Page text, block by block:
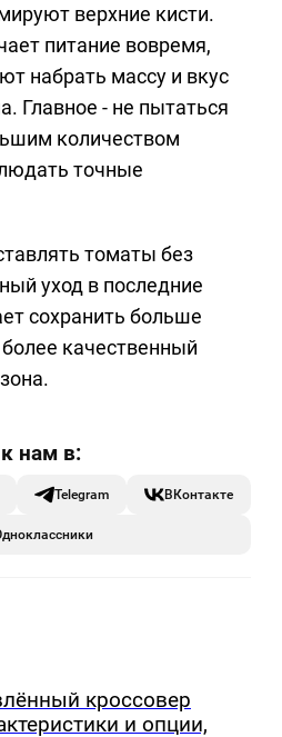
верхние кисти.
питание вовремя,
набрать массу и вкус
Главное - не пытаться
количеством
точные
томаты без
уход в последние
сохранить больше
качественный
Telegram ВКонтакте
кроссовер
и опции,